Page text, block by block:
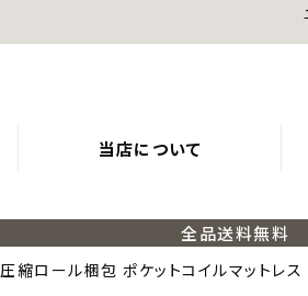
全品送料無料
圧縮ロール梱包 ポケットコイルマットレス